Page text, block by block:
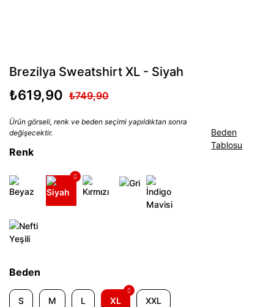
Brezilya Sweatshirt XL - Siyah
₺619,90 ₺749,90
Ürün görseli, renk ve beden seçimi yapıldıktan sonra
değişecektir.
Renk
Beden
S M L XL XXL
Beden
Tablosu